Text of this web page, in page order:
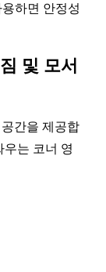
하면 안정성
및 모서
간을 제공합
우는 코너 영